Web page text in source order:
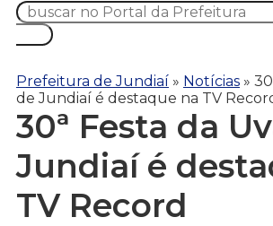
Prefeitura de Jundiaí » Notícias »
de Jundiaí é destaque na TV
30ª Festa da
Jundiaí é
TV Record